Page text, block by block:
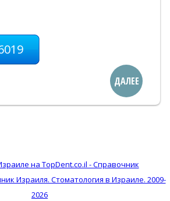
ДАЛЕЕ
на TopDent.co.il - Справочник
Израиля. Стоматология в Израиле. 2009-
2026